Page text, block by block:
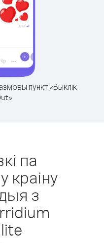
пункт «Выклік
па
краіну
з